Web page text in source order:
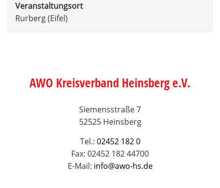
Veranstaltungsort
Rurberg (Eifel)
AWO Kreisverband Heinsberg e.V.
Siemensstraße 7
52525 Heinsberg
Tel.: 02452 182 0
Fax: 02452 182 44700
E-Mail: info@awo-hs.de